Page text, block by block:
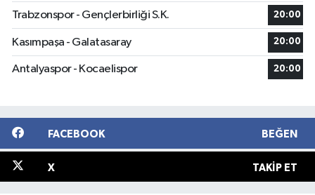
Trabzonspor - Gençlerbirliği S.K. 20:00
Kasımpaşa - Galatasaray 20:00
Antalyaspor - Kocaelispor 20:00
FACEBOOK BEĞEN
X TAKIP ET